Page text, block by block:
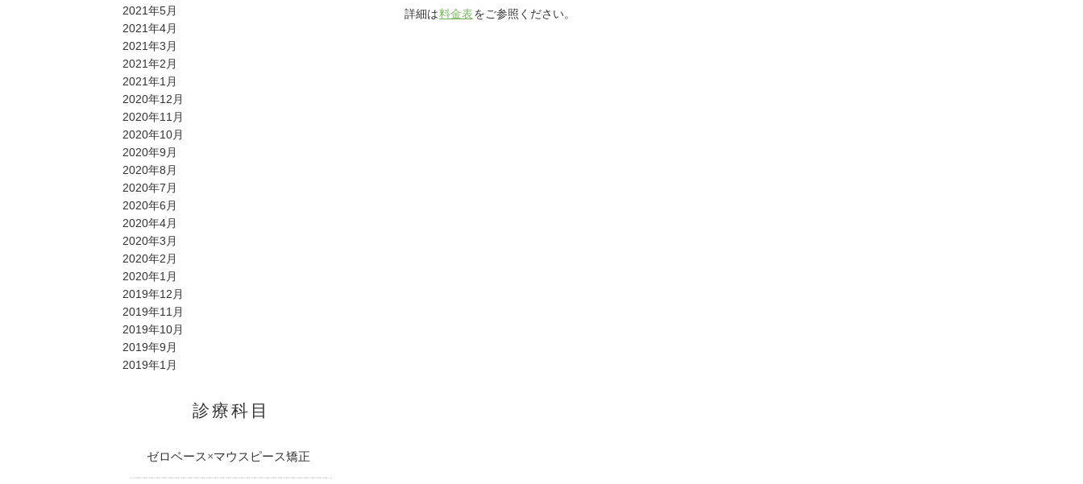
2021年5月
2021年4月
2021年3月
2021年2月
2021年1月
2020年12月
2020年11月
2020年10月
2020年9月
2020年8月
2020年7月
2020年6月
2020年4月
2020年3月
2020年2月
2020年1月
2019年12月
2019年11月
2019年10月
2019年9月
2019年1月
診療科目
ゼロベース×マウスピース矯正
詳細は料金表をご参照ください。